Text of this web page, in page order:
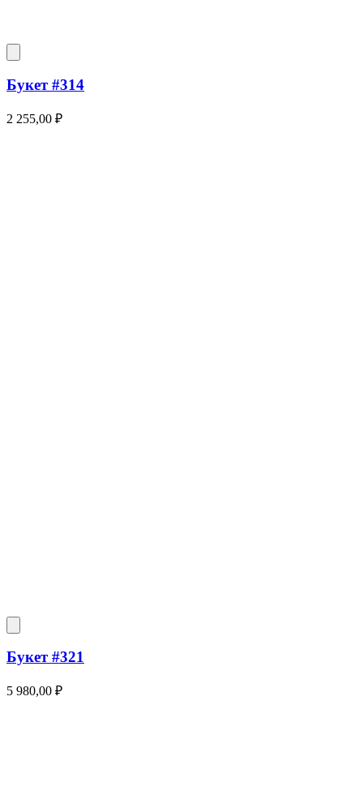
Букет #314
2 255,00 ₽
Букет #321
5 980,00 ₽